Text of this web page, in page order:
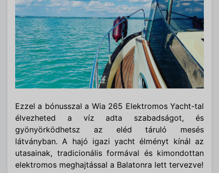
Ezzel a bónusszal a Wia 265 Elektromos Yacht-tal
élvezheted a víz adta szabadságot, és
gyönyörködhetsz az eléd táruló mesés
látványban. A hajó igazi yacht élményt kínál az
utasainak, tradicionális formával és kimondottan
elektromos meghajtással a Balatonra lett tervezve!